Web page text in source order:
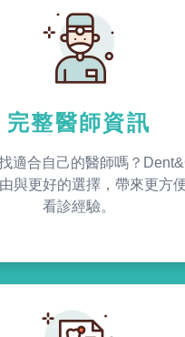
完整醫師資訊
適合自己的醫師嗎？
與更好的選擇，帶來更方
看診經驗。